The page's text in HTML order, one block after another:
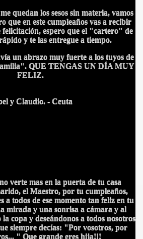
quedan los sesos sin materia, vamos
que en este cumpleaños vas a recibir
felicitación, espero que el "cartero" de
y te las entregue a tiempo.
un abrazo muy fuerte a los tuyos de
QUE TENGAS UN DÍA MUY
FELIZ.
y Claudio. - Ceuta
verte mas en la puerta de tu casa
el Maestro, por tu cumpleaños,
a todos de ese momento tan feliz en tu
mirada y una sonrisa a cámara y al
copa y deseándonos a todos nosotros
siempre decías: "Por vosotros, por
" Que grande eres hija!!!